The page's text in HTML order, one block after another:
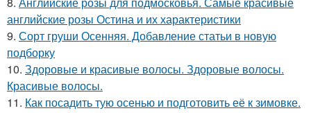
английские розы Остина и их характеристики
9. Сорт груши Осенняя. Добавление статьи в новую
подборку
10. Здоровые и красивые волосы. Здоровые волосы.
Красивые волосы.
11. Как посадить тую осенью и подготовить её к зимовке.